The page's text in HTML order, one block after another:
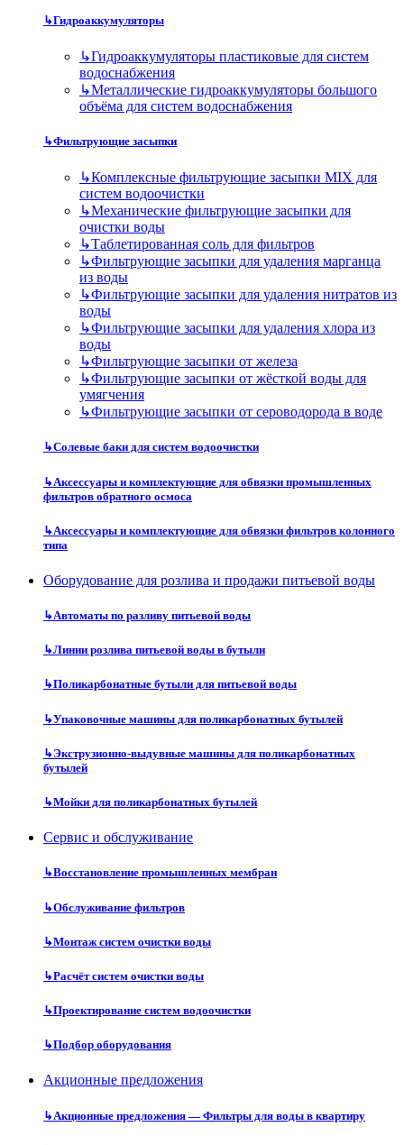
↳Гидроаккумуляторы
↳Гидроаккумуляторы пластиковые для систем
водоснабжения
↳Металлические гидроаккумуляторы большого
объёма для систем водоснабжения
↳Фильтрующие засыпки
↳Комплексные фильтрующие засыпки MIX для
систем водоочистки
↳Механические фильтрующие засыпки для
очистки воды
↳Таблетированная соль для фильтров
↳Фильтрующие засыпки для удаления марганца
из воды
↳Фильтрующие засыпки для удаления нитратов из
воды
↳Фильтрующие засыпки для удаления хлора из
воды
↳Фильтрующие засыпки от железа
↳Фильтрующие засыпки от жёсткой воды для
умягчения
↳Фильтрующие засыпки от сероводорода в воде
↳Солевые баки для систем водоочистки
↳Аксессуары и комплектующие для обвязки промышленных
фильтров обратного осмоса
↳Аксессуары и комплектующие для обвязки фильтров колонного
типа
Оборудование для розлива и продажи питьевой воды
↳Автоматы по разливу питьевой воды
↳Линии розлива питьевой воды в бутыли
↳Поликарбонатные бутыли для питьевой воды
↳Упаковочные машины для поликарбонатных бутылей
↳Экструзионно-выдувные машины для поликарбонатных
бутылей
↳Мойки для поликарбонатных бутылей
Сервис и обслуживание
↳Восстановление промышленных мембран
↳Обслуживание фильтров
↳Монтаж систем очистки воды
↳Расчёт систем очистки воды
↳Проектирование систем водоочистки
↳Подбор оборудования
Акционные предложения
↳Акционные предложения — Фильтры для воды в квартиру